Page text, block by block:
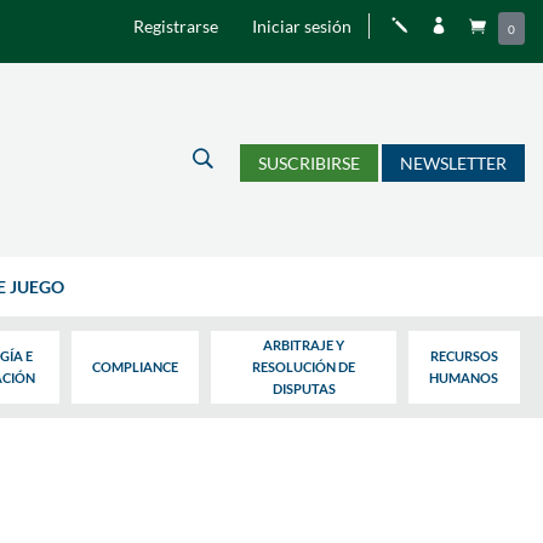
Registrarse Iniciar sesión j   0
U SUSCRIBIRSE NEWSLETTER
JUEGO
E
COMPLIANCE
ARBITRAJE Y
RESOLUCIÓN DE
DISPUTAS
RECURSOS
HUMANOS